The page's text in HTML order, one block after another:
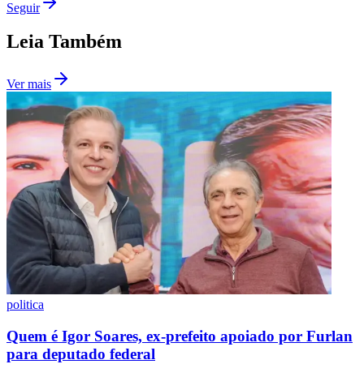
Seguir
Leia Também
Ver mais
politica
Quem é Igor Soares, ex-prefeito apoiado por Furlan
para deputado federal